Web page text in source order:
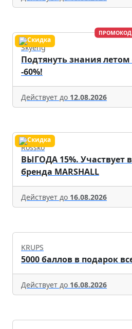
ПРОМОКОД
Skyeng
Подтянуть знания
-60%!
Действует до 12.08.2026
Rossko
ВЫГОДА 15%. Участвует
бренда MARSHALL
Действует до 16.08.2026
KRUPS
5000 баллов в подарок
Действует до 16.08.2026